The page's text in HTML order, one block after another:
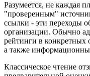
Разумеется, не каждая
"проверенным"
ссылки - эти переходы
организации. Обычно
рейтинги в конкретных
а также
Классическое чтение